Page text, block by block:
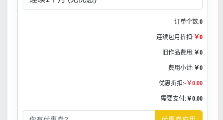
订单个数:0
连续包月折扣: ￥0
旧作品费用: ￥0
费用小计: ￥0
优惠折扣:-￥0.00
需要支付: ￥0.00